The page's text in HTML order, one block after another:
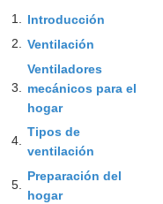
1. Introducción
2. Ventilación
3.
Ventiladores
mecánicos para el
hogar
4.
Tipos de
ventilación
5.
Preparación del
hogar